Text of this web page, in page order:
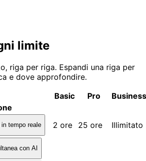
limite
riga per riga. Espandi una riga per
e dove approfondire.
Basic
Pro
Business
tempo reale 2 ore 25 ore Illimitato
con AI